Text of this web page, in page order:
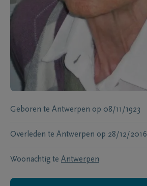
Geboren te Antwerpen op 08/11/1923
Overleden te Antwerpen op 28/12/2016
Woonachtig te Antwerpen